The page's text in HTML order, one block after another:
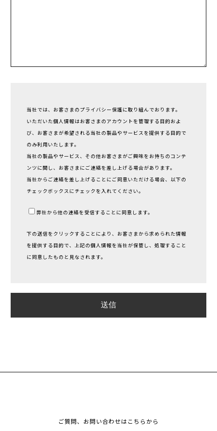
当社では、お客さまのプライバシー保護に取り組んでおります。
いただいた個人情報はお客さまのアカウントを管理する目的およ
び、お客さまが希望される当社の製品やサービスを提供する目的で
のみ利用いたします。
当社の製品やサービス、その他お客さまがご興味をお持ちのコンテ
ンツに関し、お客さまにご連絡を差し上げる場合があります。
当社からご連絡を差し上げることにご同意いただける場合、以下の
チェックボックスにチェックを入れてください。
弊社から他の連絡を受信することに同意します。
下の送信をクリックすることにより、お客さまから求められた情報
を提供する目的で、上記の個人情報を当社が保管し、処理すること
に同意したものと見なされます。
ご質問、お問い合わせはこちらから